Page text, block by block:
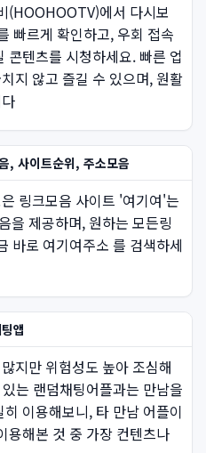
(HOOHOOTV)에서 다시보
빠르게 확인하고, 우회 접속
콘텐츠를 시청하세요. 빠른 업
지 않고 즐길 수 있으며, 원활
, 사이트순위, 주소모음
링크모음 사이트 '여기여'는
을 제공하며, 원하는 모든링
바로 여기여주소 를 검색하세
앱
지만 위험성도 높아 조심해
는 랜덤채팅어플과는 만남을
이용해보니, 타 만남 어플이
용해본 것 중 가장 컨텐츠나